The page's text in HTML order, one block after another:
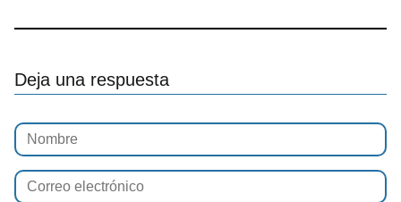
Deja una respuesta